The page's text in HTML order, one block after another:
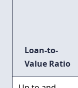
Loan-to-
Value Ratio